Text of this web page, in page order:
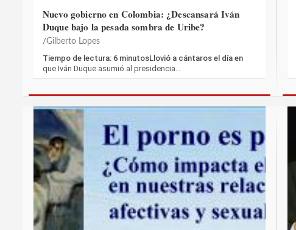
Nuevo gobierno en Colombia: ¿Descansará Iván
Duque bajo la pesada sombra de Uribe?
Gilberto Lopes
Tiempo de lectura: 6 minutosLlovió a cántaros el día en
que Iván Duque asumió al presidencia…